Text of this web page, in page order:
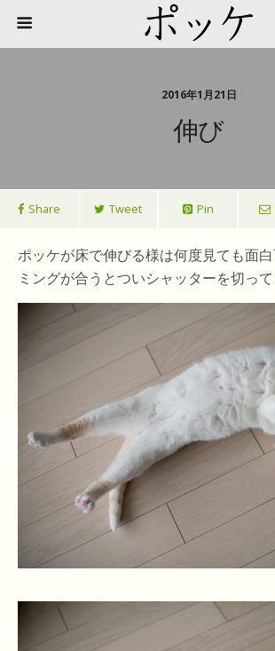
2016年1月21日
伸び
Share Tweet Pin
ポッケが床で伸びる様は何度見ても面
ミングが合うとついシャッターを切って